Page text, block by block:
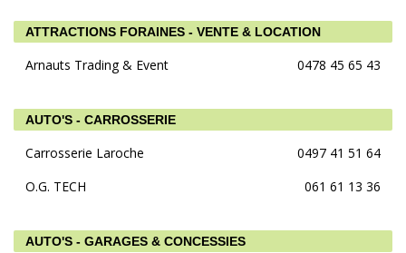
ATTRACTIONS FORAINES - VENTE & LOCATION
Arnauts Trading & Event 0478 45 65 43
AUTO'S - CARROSSERIE
Carrosserie Laroche
0497 41 51 64
O.G. TECH
061 61 13 36
AUTO'S - GARAGES & CONCESSIES